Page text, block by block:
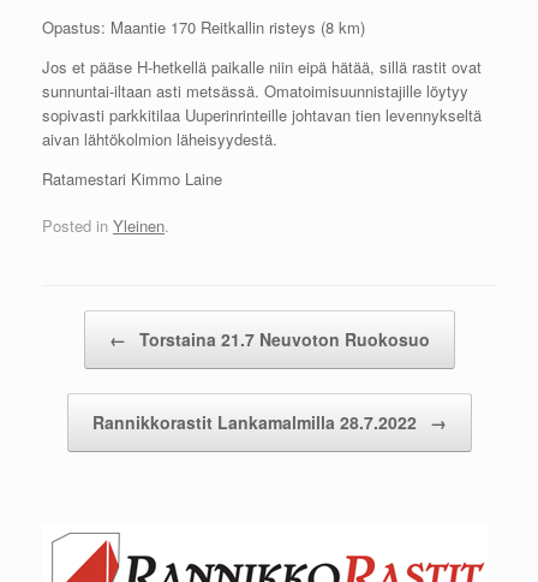
Opastus: Maantie 170 Reitkallin risteys (8 km)
Jos et pääse H-hetkellä paikalle niin eipä hätää, sillä rastit ovat
sunnuntai-iltaan asti metsässä. Omatoimisuunnistajille löytyy
sopivasti parkkitilaa Uuperinrinteille johtavan tien levennykseltä
aivan lähtökolmion läheisyydestä.
Ratamestari Kimmo Laine
Posted in Yleinen.
← Torstaina 21.7 Neuvoton Ruokosuo
Rannikkorastit Lankamalmilla 28.7.2022 →